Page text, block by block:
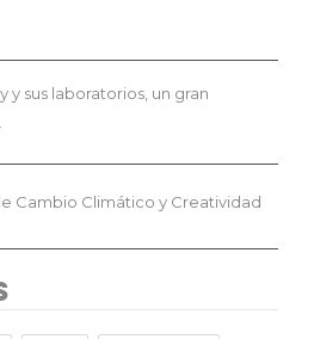
y sus laboratorios, un gran
Cambio Climático y Creatividad